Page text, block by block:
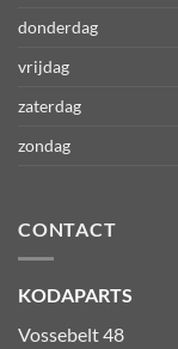
donderdag
vrijdag
zaterdag
zondag
CONTACT
KODAPARTS
Vossebelt 48